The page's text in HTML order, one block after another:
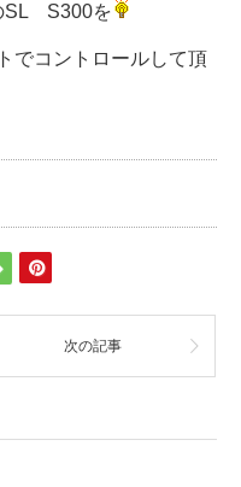
SL S300を
でコントロールして頂
次の記事